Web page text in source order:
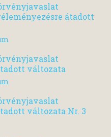
átadott
változata
változata Nr. 3